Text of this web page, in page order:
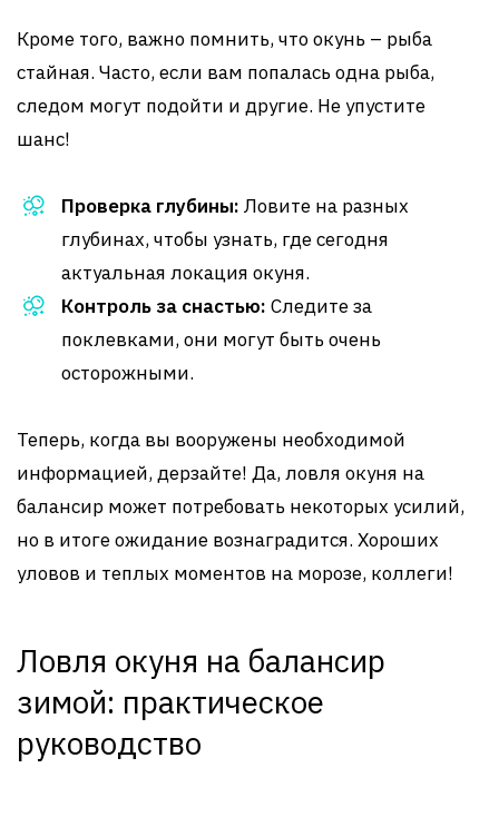
Кроме того, важно помнить, что окунь – рыба
стайная. Часто, если вам попалась одна рыба,
следом могут подойти и другие. Не упустите
шанс!
Проверка глубины: Ловите на разных
глубинах, чтобы узнать, где сегодня
актуальная локация окуня.
Контроль за снастью: Следите за
поклевками, они могут быть очень
осторожными.
Теперь, когда вы вооружены необходимой
информацией, дерзайте! Да, ловля окуня на
балансир может потребовать некоторых усилий,
но в итоге ожидание вознаградится. Хороших
уловов и теплых моментов на морозе, коллеги!
Ловля окуня на балансир
зимой: практическое
руководство